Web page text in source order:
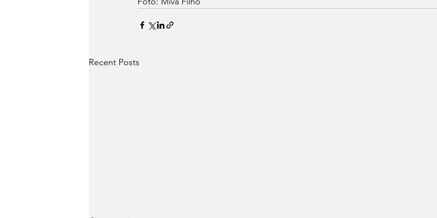
Recent Posts